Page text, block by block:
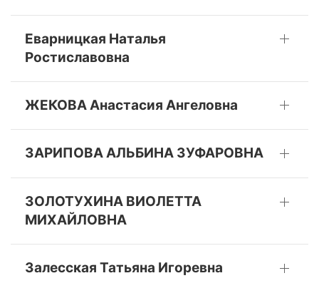
Еварницкая Наталья
Ростиславовна
ЖЕКОВА Анастасия Ангеловна
ЗАРИПОВА АЛЬБИНА ЗУФАРОВНА
ЗОЛОТУХИНА ВИОЛЕТТА
МИХАЙЛОВНА
Залесская Татьяна Игоревна